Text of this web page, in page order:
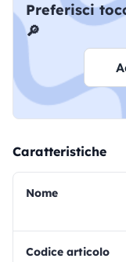
Preferisci
🔎
Caratteristiche
Nome
Codice articolo